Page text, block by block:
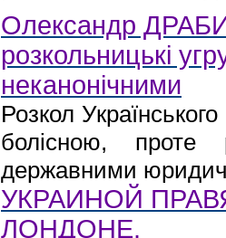
Олександр
розкольницькі
неканонічними
Розкол
болісною, проте
державними
УКРАИНОЙ
ЛОНДОНЕ.